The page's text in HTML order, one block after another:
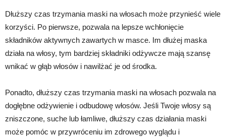
Dłuższy czas trzymania maski na włosach może przynieść wiele
korzyści. Po pierwsze, pozwala na lepsze wchłonięcie
składników aktywnych zawartych w masce. Im dłużej maska
działa na włosy, tym bardziej składniki odżywcze mają szansę
wnikać w głąb włosów i nawilżać je od środka.
Ponadto, dłuższy czas trzymania maski na włosach pozwala na
dogłębne odżywienie i odbudowę włosów. Jeśli Twoje włosy są
zniszczone, suche lub łamliwe, dłuższy czas działania maski
może pomóc w przywróceniu im zdrowego wyglądu i